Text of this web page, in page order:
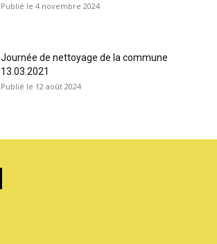
4 novembre 2024
Journée de nettoyage de la commune
13.03.2021
12 août 2024